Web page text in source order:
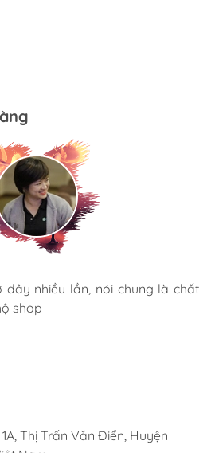
Úc JSC. Ở đây có rất nhiều
tha hồ lựa chọn. Nhân viên
nhiều lần, nói chung là chất
shop
thận. Giao hàng nhanh chóng.
thực giống mô tả. Đánh giá 5
Thị Trấn Văn Điển, Huyện